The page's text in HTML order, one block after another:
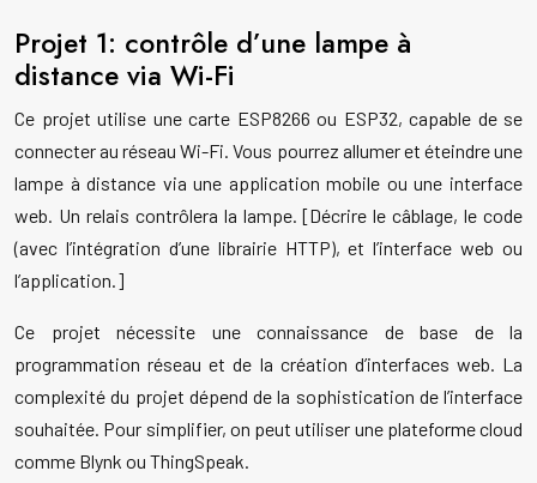
Projet 1: contrôle d’une lampe à
distance via Wi-Fi
Ce projet utilise une carte ESP8266 ou ESP32, capable de se
connecter au réseau Wi-Fi. Vous pourrez allumer et éteindre une
lampe à distance via une application mobile ou une interface
web. Un relais contrôlera la lampe. [Décrire le câblage, le code
(avec l’intégration d’une librairie HTTP), et l’interface web ou
l’application.]
Ce projet nécessite une connaissance de base de la
programmation réseau et de la création d’interfaces web. La
complexité du projet dépend de la sophistication de l’interface
souhaitée. Pour simplifier, on peut utiliser une plateforme cloud
comme Blynk ou ThingSpeak.